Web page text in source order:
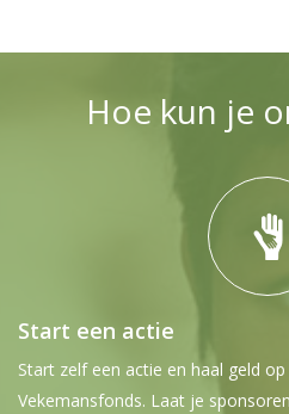
Hoe kun je
Start een actie
Start zelf een actie en haal geld
Vekemansfonds. Laat je